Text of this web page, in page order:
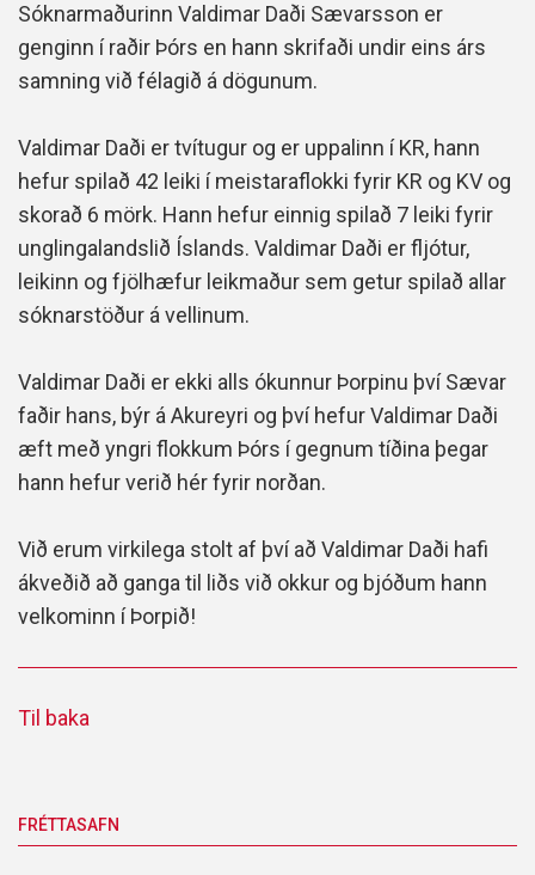
Sóknarmaðurinn Valdimar Daði Sævarsson er
genginn í raðir Þórs en hann skrifaði undir eins árs
samning við félagið á dögunum.
Valdimar Daði er tvítugur og er uppalinn í KR, hann
hefur spilað 42 leiki í meistaraflokki fyrir KR og KV og
skorað 6 mörk. Hann hefur einnig spilað 7 leiki fyrir
unglingalandslið Íslands. Valdimar Daði er fljótur,
leikinn og fjölhæfur leikmaður sem getur spilað allar
sóknarstöður á vellinum.
Valdimar Daði er ekki alls ókunnur Þorpinu því Sævar
faðir hans, býr á Akureyri og því hefur Valdimar Daði
æft með yngri flokkum Þórs í gegnum tíðina þegar
hann hefur verið hér fyrir norðan.
Við erum virkilega stolt af því að Valdimar Daði hafi
ákveðið að ganga til liðs við okkur og bjóðum hann
velkominn í Þorpið!
Til baka
FRÉTTASAFN